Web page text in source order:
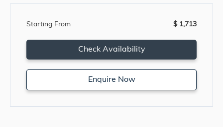
Starting From $ 1,713
Check Availability
Enquire Now